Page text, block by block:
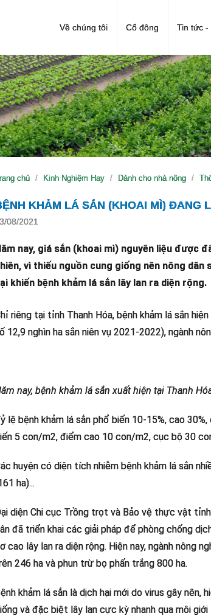
Về chúng tôi Cổ đông Tin tức -
chủ Kinh Nghiệm Hay Dành cho nhà nông
KHẢM LÁ SẮN (KHOAI MÌ) ĐANG
08/2021
nay, giá sắn (khoai mì) nguyên liệu được
vì thiếu nguồn cung giống nên nông
khiến bệnh khảm lá sắn lây lan ra diện rộng.
riêng tại tỉnh Thanh Hóa, bệnh khảm lá sắn
12,9 nghìn ha sắn niên vụ 2021-2022), ngành
nay, bệnh khảm lá sắn xuất hiện tại Thanh
lệ bệnh khảm lá sắn phổ biến 10-15%, cao
5 con/m2, điểm cao 10 con/m2, cục bộ 30
huyện có diện tích nhiễm bệnh khảm lá sắn
ha)...
diện Chi cục Trồng trọt và Bảo vệ thực vật
đã triển khai các giải pháp để phòng chống
cao lây lan ra diện rộng. Hiện nay, ngành nông
246 ha và phun trừ bọ phấn trắng 800 ha.
khảm lá sắn là dịch hại mới do virus gây
và đặc biệt lây lan cực kỳ nhanh qua môi